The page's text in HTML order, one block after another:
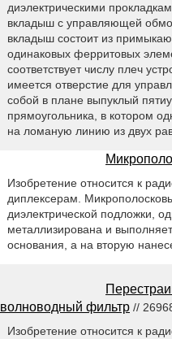
диэлектрическими
вкладыш с управляющей
вкладыш состоит из
одинаковых ферритовых
соответствует числу плеч
имеется отверстие для
собой в плане выпуклый
прямоугольника, в котором
на ломаную линию из двух
Изобретение относится к
диплексерам.
диэлектрической подложки,
металлизирована и
основания, а на вторую
волноводный фильтр //
Изобретение относится к